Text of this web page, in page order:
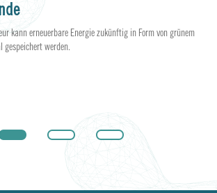
kann erneuerbare Energie zukünftig in Form von grünem
gespeichert werden.